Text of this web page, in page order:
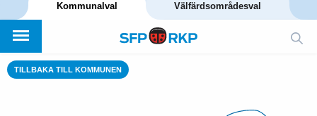
Kommunalval Välfärdsområdesval
TILLBAKA TILL KOMMUNEN